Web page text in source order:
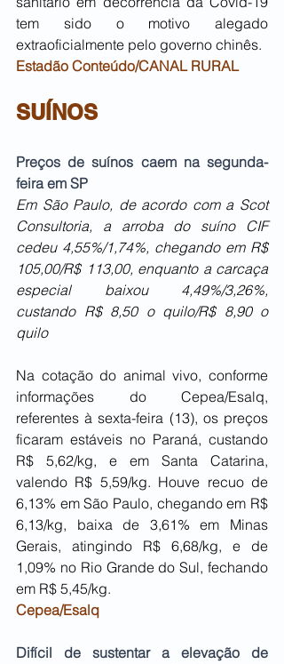
tem sido o motivo alegado
extraoficialmente pelo governo chinês.
Estadão Conteúdo/CANAL RURAL
SUÍNOS
Preços de suínos caem na segunda-
feira em SP
Em São Paulo, de acordo com a Scot
Consultoria, a arroba do suíno CIF
cedeu 4,55%/1,74%, chegando em R$
105,00/R$ 113,00, enquanto a carcaça
especial baixou 4,49%/3,26%,
custando R$ 8,50 o quilo/R$ 8,90 o
quilo
Na cotação do animal vivo, conforme
informações do Cepea/Esalq,
referentes à sexta-feira (13), os preços
ficaram estáveis no Paraná, custando
R$ 5,62/kg, e em Santa Catarina,
valendo R$ 5,59/kg. Houve recuo de
6,13% em São Paulo, chegando em R$
6,13/kg, baixa de 3,61% em Minas
Gerais, atingindo R$ 6,68/kg, e de
1,09% no Rio Grande do Sul, fechando
em R$ 5,45/kg.
Cepea/Esalq
Difícil de sustentar a elevação de